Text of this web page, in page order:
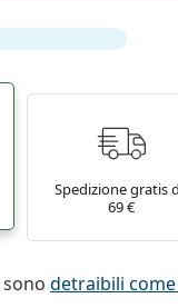
Spedizione gratis
69 €
sonodetraibili